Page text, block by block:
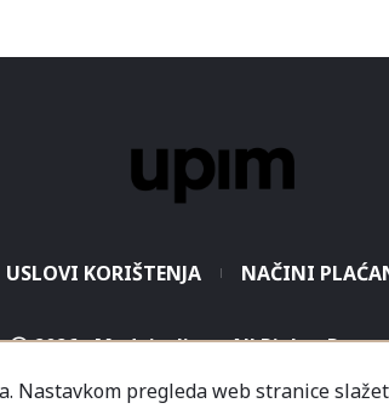
pregleda web stranice
USLOVI KORIŠTENJA NAČINI
2026 - Modaitaliana All Rights
poduzeća je unutar Prodajnog